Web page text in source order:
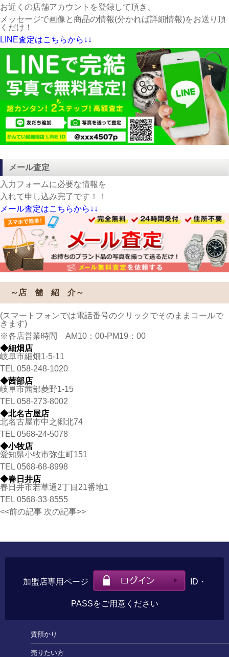
お近くの店舗アカウントを登録して頂き、
メッセージで画像と商品の情報(分かれば詳細情報)をお送り頂
くだけ！
LINE査定はこちらから↓↓
メール査定
入力フォームに必要な情報を
入れて申し込み完了です！！
メール査定はこちらから↓↓
～店 舗 紹 介～
(スマートフォンでは電話番号のクリックでそのままコールで
きます)
※各店営業時間 AM10：00-PM19：00
◆細畑店
岐阜市細畑1-5-11
TEL 058-248-1020
◆茜部店
岐阜市茜部菱野1-15
TEL 058-273-8002
◆北名古屋店
北名古屋市中之郷北74
TEL 0568-24-5078
◆小牧店
愛知県小牧市弥生町151
TEL 0568-68-8998
◆春日井店
春日井市若草通2丁目21番地1
TEL 0568-33-8555
<<前の記事 次の記事>>
加盟店専用ページ ID・
PASSをご用意ください
質預かり
売りたい方